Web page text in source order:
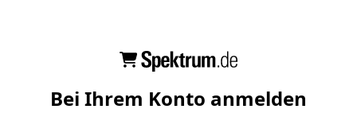
Bei Ihrem Konto anmelden